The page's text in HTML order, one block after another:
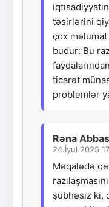
təsirlərini
çox məlumat
budur: Bu
ticarət
problemlər
Rəna
24.İyul.2025
Məqalədə
şübhəsiz ki,